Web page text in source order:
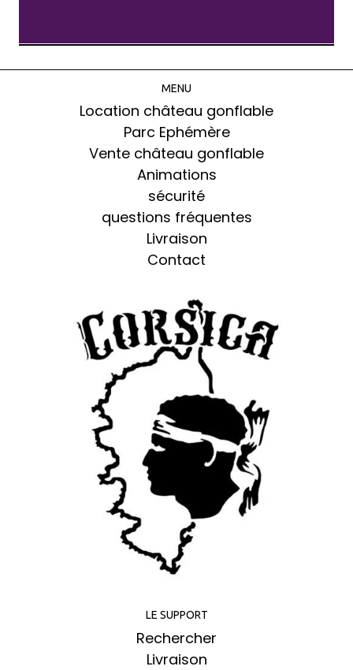
MENU
Location château gonflable
Parc Ephémère
Vente château gonflable
Animations
sécurité
questions fréquentes
Livraison
Contact
LE SUPPORT
Rechercher
Livraison